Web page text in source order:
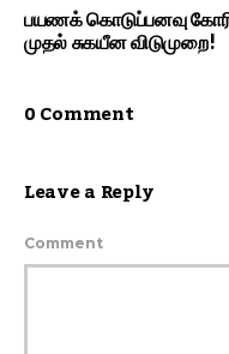
பயணக் கொடுப்பனவு
முதல் சுகயீன விடுமுறை!
0 Comment
Leave a Reply
Comment